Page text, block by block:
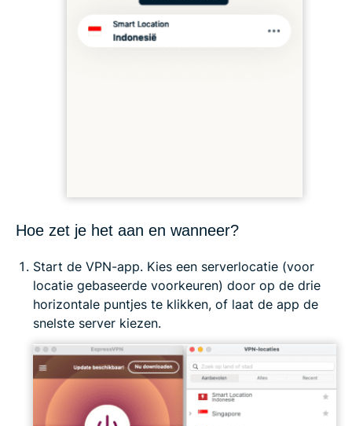
Hoe zet je het aan en wanneer?
Start de VPN-app. Kies een serverlocatie (voor
locatie gebaseerde voorkeuren) door op de drie
horizontale puntjes te klikken, of laat de app de
snelste server kiezen.